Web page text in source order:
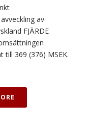
av
FJÄRDE
till 369 (376) MSEK.